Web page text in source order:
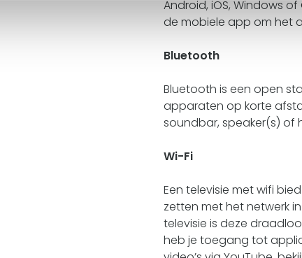
Android, iOS, Windows
de mobiele app om het
Bluetooth
Bluetooth is een open
apparaten op korte
soundbar, speaker(s) of
Wi-Fi
Een televisie met wifi
zetten met het netwerk
televisie is deze
heb je toegang tot